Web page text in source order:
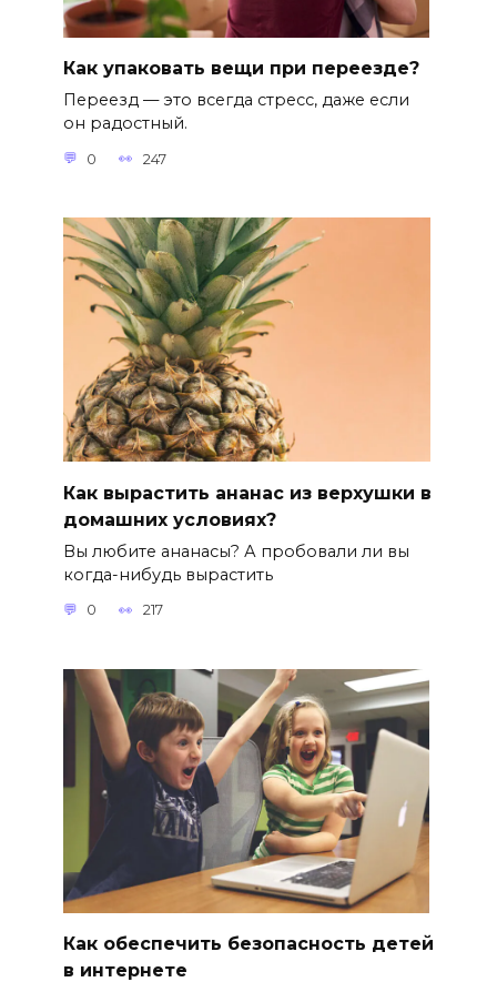
Как упаковать вещи при переезде?
Переезд — это всегда стресс, даже если
он радостный.
0 247
Как вырастить ананас из верхушки в
домашних условиях?
Вы любите ананасы? А пробовали ли вы
когда-нибудь вырастить
0 217
Как обеспечить безопасность детей
в интернете